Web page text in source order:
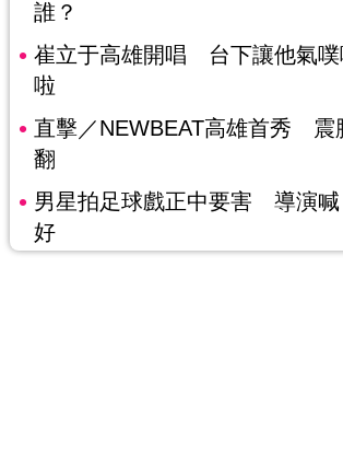
誰？
崔立于高雄開唱 台下讓他氣噗
啦
直擊／NEWBEAT高雄首秀 震
翻
男星拍足球戲正中要害 導演喊
好